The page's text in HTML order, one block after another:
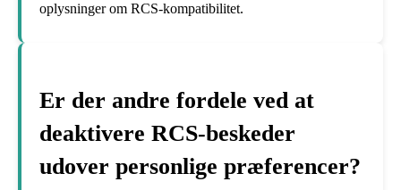
oplysninger om RCS-kompatibilitet.
Er der andre fordele ved at
deaktivere RCS-beskeder
udover personlige præferencer?